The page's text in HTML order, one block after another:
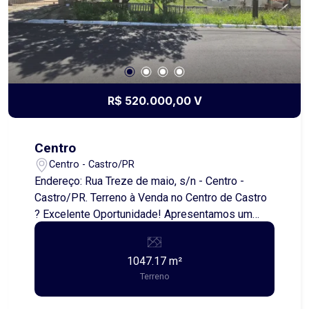
piscina.
R$ 520.000,00 V
Centro
Centro - Castro/PR
Endereço: Rua Treze de maio, s/n - Centro -
Castro/PR. Terreno à Venda no Centro de Castro
? Excelente Oportunidade! Apresentamos um
terreno excepcionalmente bem localizado no
centro da cidade de Castro, ideal para quem
busca investir ou construir em uma das regiões
mais valorizadas e desejadas do município. Com
1.047,17 metros quadrados de área total e uma
1047.17 m²
Terreno